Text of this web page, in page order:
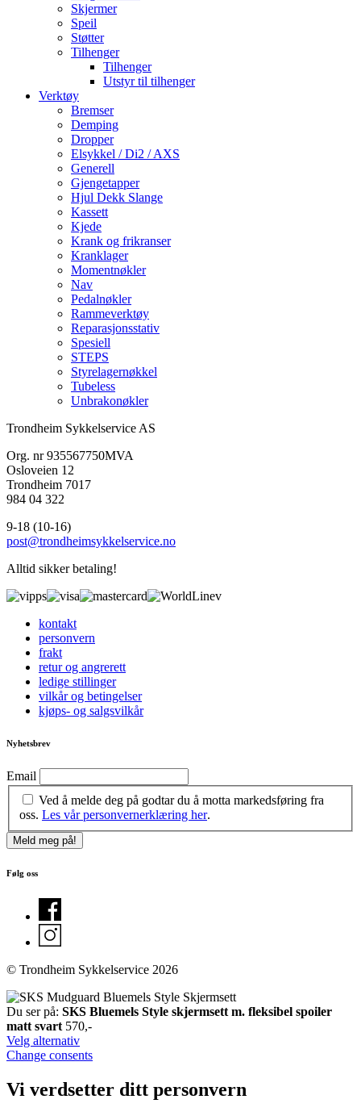
Skjermer
Speil
Støtter
Tilhenger
Tilhenger
Utstyr til tilhenger
Verktøy
Bremser
Demping
Dropper
Elsykkel / Di2 / AXS
Generell
Gjengetapper
Hjul Dekk Slange
Kassett
Kjede
Krank og frikranser
Kranklager
Momentnøkler
Nav
Pedalnøkler
Rammeverktøy
Reparasjonsstativ
Spesiell
STEPS
Styrelagernøkkel
Tubeless
Unbrakonøkler
Trondheim Sykkelservice AS
Org. nr 935567750MVA
Osloveien 12
Trondheim 7017
984 04 322
9-18 (10-16)
post@trondheimsykkelservice.no
Alltid sikker betaling!
kontakt
personvern
frakt
retur og angrerett
ledige stillinger
vilkår og betingelser
kjøps- og salgsvilkår
Nyhetsbrev
Email
Ved å melde deg på godtar du å motta markedsføring fra
oss. Les vår personvernerklæring her.
Følg oss
© Trondheim Sykkelservice 2026
Du ser på: SKS Bluemels Style skjermsett m. fleksibel spoiler
matt svart 570,-
Velg alternativ
Change consents
Vi verdsetter ditt personvern